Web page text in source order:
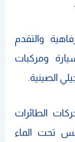
والتقدم
ومركبات
الصينية.
الطائرات
تحت الماء